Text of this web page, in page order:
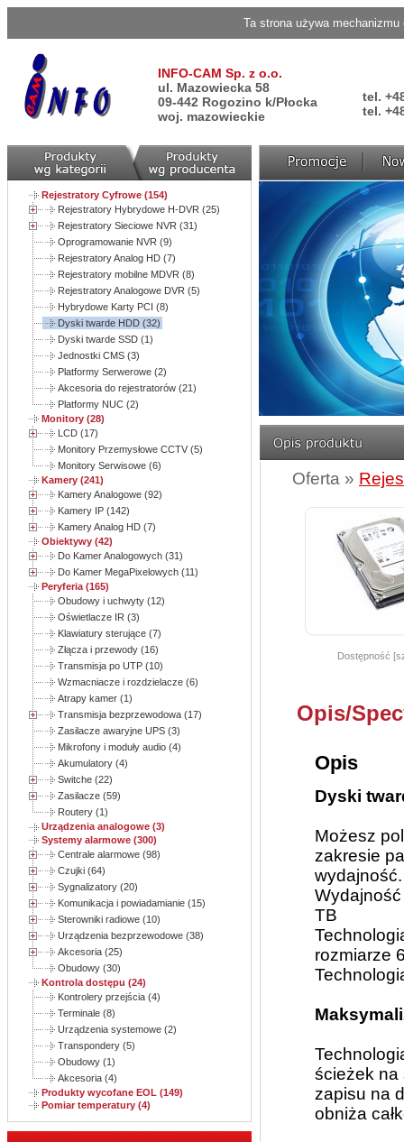
Ta strona używa
INFO-CAM Sp. z o.o.
ul. Mazowiecka 58
09-442 Rogozino k/Płocka
woj. mazowieckie
tel.
tel.
Rejestratory Cyfrowe (154)
Rejestratory Hybrydowe H-DVR (25)
Rejestratory Sieciowe NVR (31)
Oprogramowanie NVR (9)
Rejestratory Analog HD (7)
Rejestratory mobilne MDVR (8)
Rejestratory Analogowe DVR (5)
Hybrydowe Karty PCI (8)
Dyski twarde HDD (32)
Dyski twarde SSD (1)
Jednostki CMS (3)
Platformy Serwerowe (2)
Akcesoria do rejestratorów (21)
Platformy NUC (2)
Monitory (28)
LCD (17)
Monitory Przemysłowe CCTV (5)
Monitory Serwisowe (6)
Kamery (241)
Kamery Analogowe (92)
Kamery IP (142)
Kamery Analog HD (7)
Obiektywy (42)
Do Kamer Analogowych (31)
Do Kamer MegaPixelowych (11)
Peryferia (165)
Obudowy i uchwyty (12)
Oświetlacze IR (3)
Klawiatury sterujące (7)
Złącza i przewody (16)
Transmisja po UTP (10)
Wzmacniacze i rozdzielacze (6)
Atrapy kamer (1)
Transmisja bezprzewodowa (17)
Zasilacze awaryjne UPS (3)
Mikrofony i moduły audio (4)
Akumulatory (4)
Switche (22)
Zasilacze (59)
Routery (1)
Urządzenia analogowe (3)
Systemy alarmowe (300)
Centrale alarmowe (98)
Czujki (64)
Sygnalizatory (20)
Komunikacja i powiadamianie (15)
Sterowniki radiowe (10)
Urządzenia bezprzewodowe (38)
Akcesoria (25)
Obudowy (30)
Kontrola dostępu (24)
Kontrolery przejścia (4)
Terminale (8)
Urządzenia systemowe (2)
Transpondery (5)
Obudowy (1)
Akcesoria (4)
Produkty wycofane EOL (149)
Pomiar temperatury (4)
Oferta »
Dostępność
Opis/
Opis
Dyski
Możesz
zakresie
wydajność.
TB
rozmiarze
ścieżek na
zapisu na
obniża